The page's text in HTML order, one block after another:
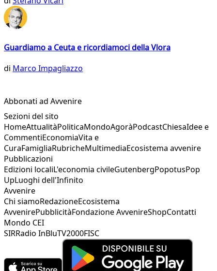
Guardiamo a Ceuta e ricordiamoci della Vlora
di Marco Impagliazzo
Abbonati ad Avvenire
Sezioni del sito
HomeAttualitàPoliticaMondoAgoràPodcastChiesaIdee e
CommentiEconomiaVita e
CuraFamigliaRubricheMultimediaEcosistema avvenire
Pubblicazioni
Edizioni localiL'economia civileGutenbergPopotusPop
UpLuoghi dell'Infinito
Avvenire
Chi siamoRedazioneEcosistema
AvvenirePubblicitàFondazione AvvenireShopContatti
Mondo CEI
SIRRadio InBluTV2000FISC